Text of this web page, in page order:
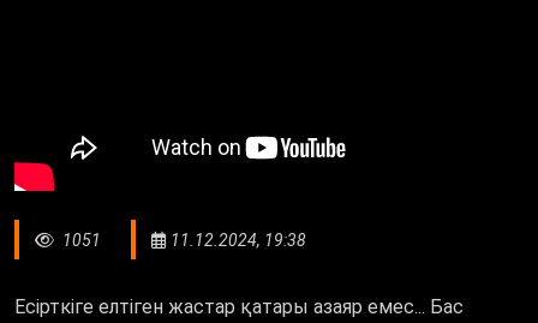
1051 11.12.2024, 19:38
Есірткіге елтіген жастар қатары азаяр емес... Бас